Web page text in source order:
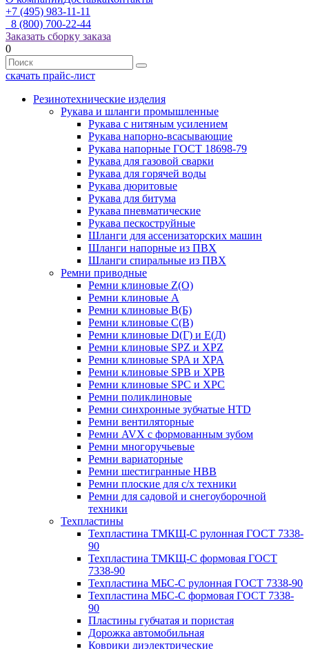
+7 (495) 983-11-11
8 (800) 700-22-44
Заказать сборку заказа
0
скачать прайс-лист
Резинотехнические изделия
Рукава и шланги промышленные
Рукава с нитяным усилением
Рукава напорно-всасывающие
Рукава напорные ГОСТ 18698-79
Рукава для газовой сварки
Рукава для горячей воды
Рукава дюритовые
Рукава для битума
Рукава пневматические
Рукава пескоструйные
Шланги для ассенизаторских машин
Шланги напорные из ПВХ
Шланги спиральные из ПВХ
Ремни приводные
Ремни клиновые Z(О)
Ремни клиновые А
Ремни клиновые В(Б)
Ремни клиновые С(В)
Ремни клиновые D(Г) и Е(Д)
Ремни клиновые SPZ и XPZ
Ремни клиновые SPA и XPA
Ремни клиновые SPB и XPB
Ремни клиновые SPC и XPC
Ремни поликлиновые
Ремни синхронные зубчатые HTD
Ремни вентиляторные
Ремни AVX с формованным зубом
Ремни многоручьевые
Ремни вариаторные
Ремни шестигранные HBB
Ремни плоские для с/х техники
Ремни для садовой и снегоуборочной
техники
Техпластины
Техпластина ТМКЩ-С рулонная ГОСТ 7338-
90
Техпластина ТМКЩ-С формовая ГОСТ
7338-90
Техпластина МБС-С рулонная ГОСТ 7338-90
Техпластина МБС-С формовая ГОСТ 7338-
90
Пластины губчатая и пористая
Дорожка автомобильная
Коврики диэлектрические